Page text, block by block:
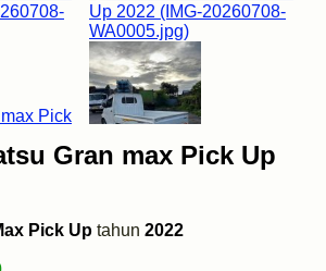
Gran max Pick Up
Pick Up tahun 2022